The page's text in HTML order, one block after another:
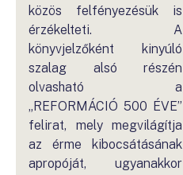
közös felfényezésük is
érzékelteti. A
könyvjelzőként kinyúló
szalag alsó részén
olvasható a
„REFORMÁCIÓ 500 ÉVE”
felirat, mely megvilágítja
az érme kibocsátásának
apropóját, ugyanakkor